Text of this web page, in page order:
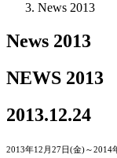
News 2013
News 2013
NEWS 2013
2013.12.24
2013年12月27日(金)～2014